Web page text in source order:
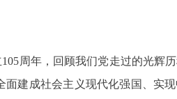
周年，回顾我们党走过的光辉
建成社会主义现代化强国、实